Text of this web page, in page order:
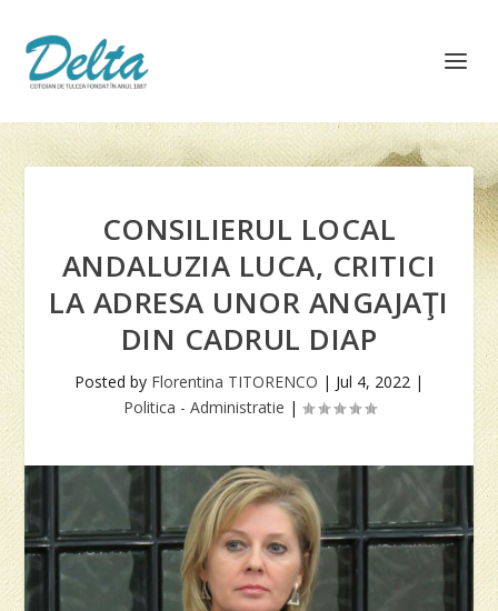
CONSILIERUL LOCAL
ANDALUZIA LUCA, CRITICI
LA ADRESA UNOR ANGAJAŢI
DIN CADRUL DIAP
Posted by Florentina TITORENCO | Jul 4, 2022 |
Politica - Administratie |